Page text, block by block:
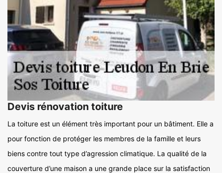
Devis rénovation toiture
La toiture est un élément très important pour un bâtiment. Elle a
pour fonction de protéger les membres de la famille et leurs
biens contre tout type d’agression climatique. La qualité de la
couverture d’une maison a une grande place sur la satisfaction